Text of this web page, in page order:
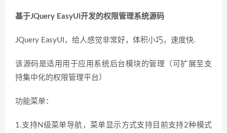
基于JQuery EasyUI开发的权限管理系统源码
JQuery EasyUI，给人感觉非常好，体积小巧，速度快.
该源码是适用用于应用系统后台模块的管理（可扩展至支
持集中化的权限管理平台）
功能菜单：
1.支持N级菜单导航，菜单显示方式支持目前支持2种模式